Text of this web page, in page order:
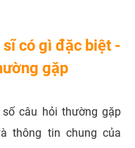
có gì đặc biệt -
gặp
câu hỏi thường gặp
thông tin chung của